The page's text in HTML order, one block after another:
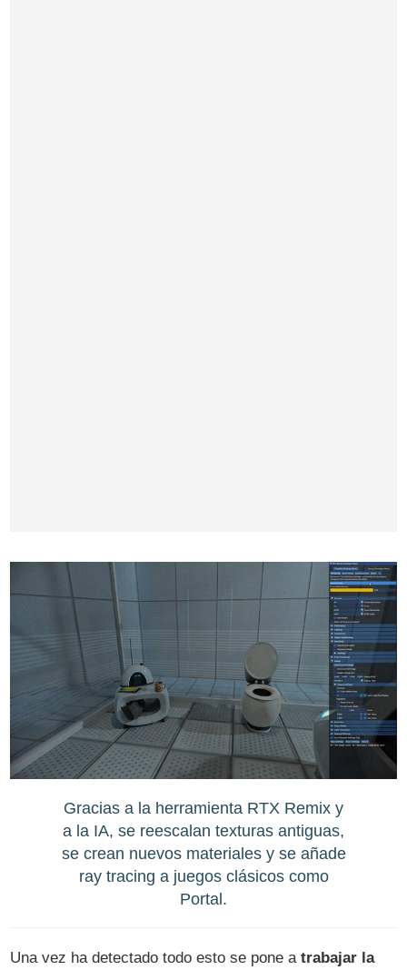
Gracias a la herramienta RTX Remix y
a la IA, se reescalan texturas antiguas,
se crean nuevos materiales y se añade
ray tracing a juegos clásicos como
Portal.
Una vez ha detectado todo esto se pone atrabajar la